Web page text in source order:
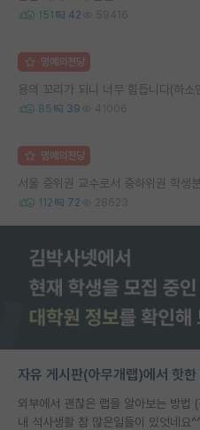
151 42 59416
명예의전당
용의 꼬리가 되니 너무 힘듭니다(하소
85 39 41006
명예의전당
112 72 28623
자유 게시판(아무개랩)에서 핫
외부에서 괜찮은 랩을 알아보는 방법
내 석사생활 참 많은일들이 있엇네요^^